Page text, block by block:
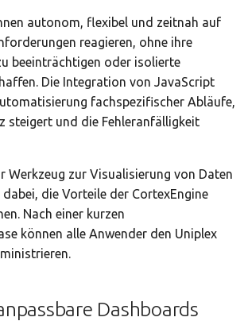
autonom, flexibel und zeitnah auf
reagieren, ohne ihre
beeinträchtigen oder isolierte
Die Integration von JavaScript
fachspezifischer Abläufe,
steigert und die Fehleranfälligkeit
Werkzeug zur Visualisierung von Daten
die Vorteile der CortexEngine
Nach einer kurzen
können alle Anwender den Uniplex
Dashboards